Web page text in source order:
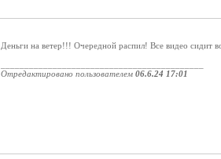
Деньги на ветер!!! Очередной распил! Все видео
Отредактировано пользователем 06.6.24 17:01